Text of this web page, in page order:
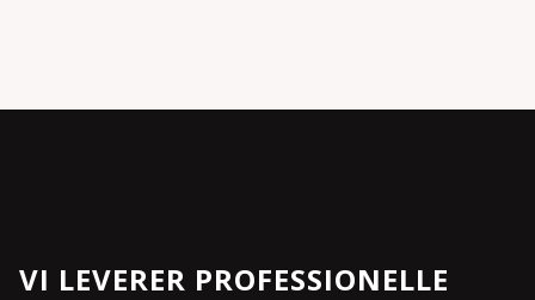
VI LEVERER PROFESSIONELLE